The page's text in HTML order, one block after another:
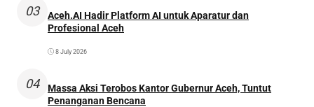
03
Aceh.AI Hadir Platform AI untuk Aparatur dan
Profesional Aceh
8 July 2026
04
Massa Aksi Terobos Kantor Gubernur Aceh, Tuntut
Penanganan Bencana